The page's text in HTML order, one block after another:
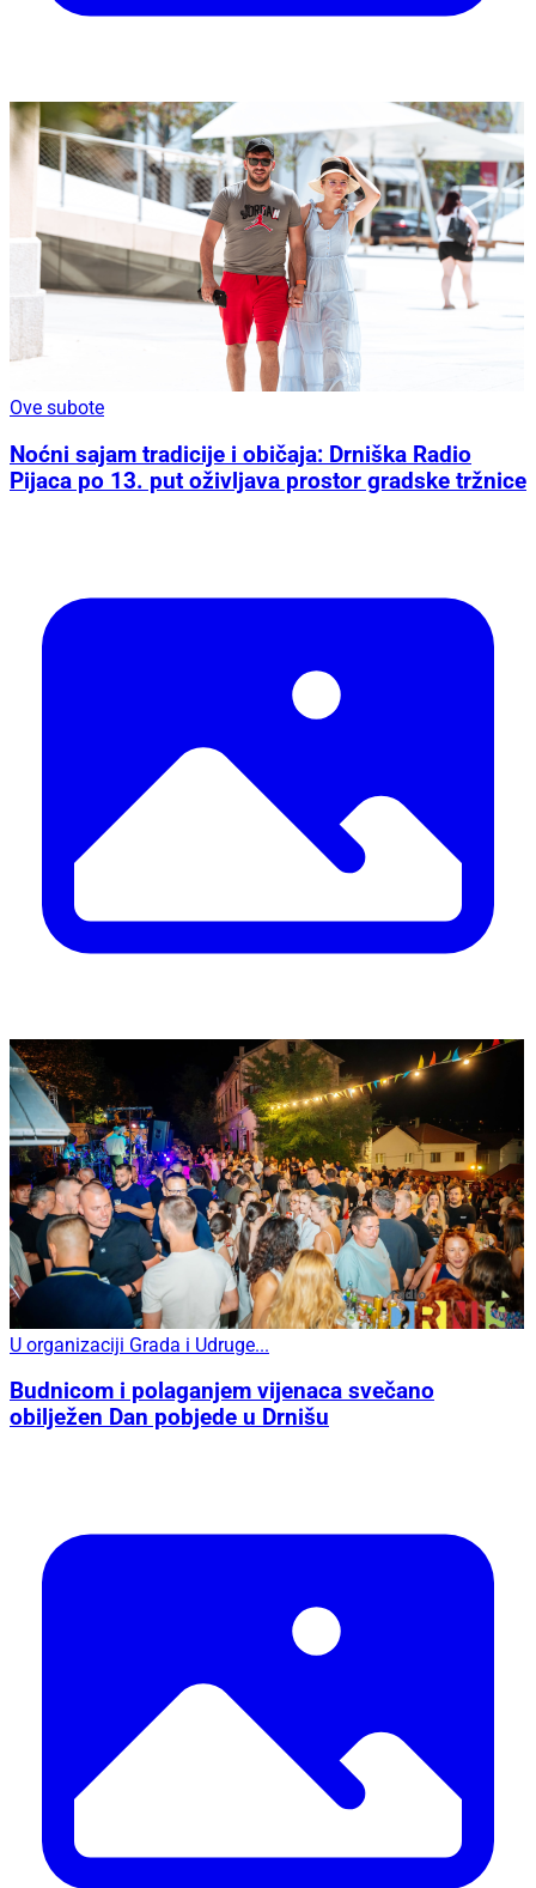
Ove subote
Noćni sajam tradicije i običaja: Drniška Radio
Pijaca po 13. put oživljava prostor gradske tržnice
U organizaciji Grada i Udruge...
Budnicom i polaganjem vijenaca svečano
obilježen Dan pobjede u Drnišu